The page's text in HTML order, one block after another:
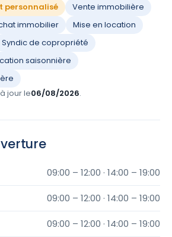
personnalisé
Vente immobilière
immobilier
Mise en location
Syndic de copropriété
saisonnière
jour le06/08/2026.
09:00 – 12:00 · 14:00 – 19:00
09:00 – 12:00 · 14:00 – 19:00
09:00 – 12:00 · 14:00 – 19:00